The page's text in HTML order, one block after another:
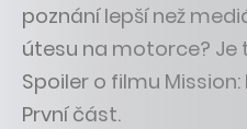
poznání lepší než
útesu na motorce? Je
Spoiler o filmu
První část.